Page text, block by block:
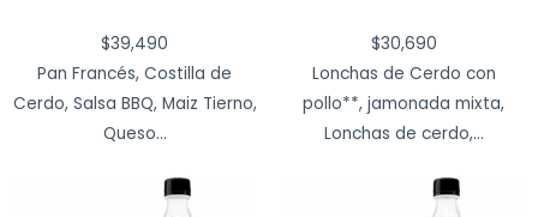
$39,490
Pan Francés, Costilla de
Cerdo, Salsa BBQ, Maiz Tierno,
Queso...
$30,690
Lonchas de Cerdo con
pollo**, jamonada mixta,
Lonchas de cerdo,...